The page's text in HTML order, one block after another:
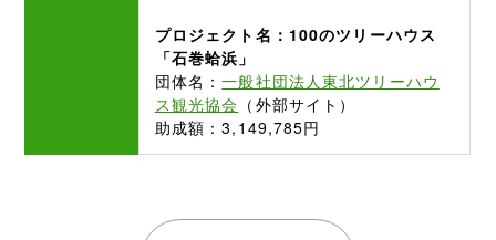
プロジェクト名：100のツリーハウス
「石巻蛤浜」
団体名：一般社団法人東北ツリーハウ
ス観光協会 （外部サイト）
助成額：3,149,785円